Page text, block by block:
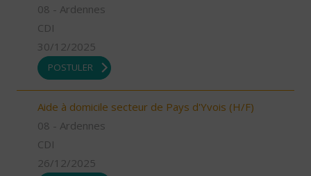
08 - Ardennes
CDI
30/12/2025
POSTULER
Aide à domicile secteur de Pays d'Yvois (H/F)
08 - Ardennes
CDI
26/12/2025